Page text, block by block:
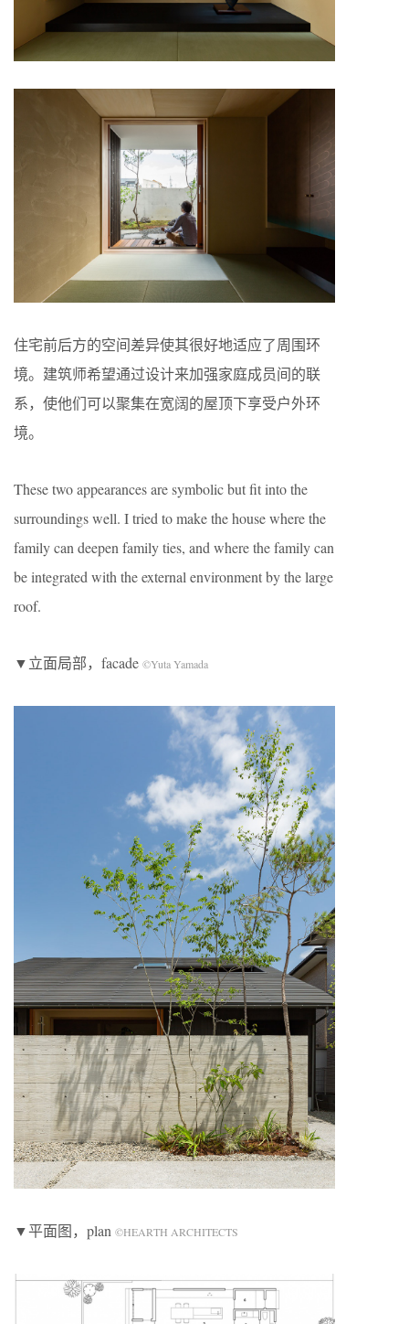
住宅前后方的空间差异使其很好地适应了周围环
境。建筑师希望通过设计来加强家庭成员间的联
系，使他们可以聚集在宽阔的屋顶下享受户外环
境。
These two appearances are symbolic but fit into the
surroundings well. I tried to make the house where the
family can deepen family ties, and where the family can
be integrated with the external environment by the large
roof.
▼立面局部，facade ©Yuta Yamada
▼平面图，plan ©HEARTH ARCHITECTS